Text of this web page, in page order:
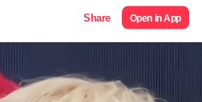
Share Open in App